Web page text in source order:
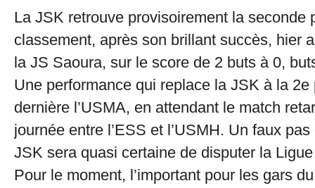
La JSK retrouve provisoirement la seconde
classement, après son brillant succès, hier
la JS Saoura, sur le score de 2 buts à 0,
Une performance qui replace la JSK à la 2e
dernière l’USMA, en attendant le match
journée entre l’ESS et l’USMH. Un faux
JSK sera quasi certaine de disputer la
Pour le moment, l’important pour les gars